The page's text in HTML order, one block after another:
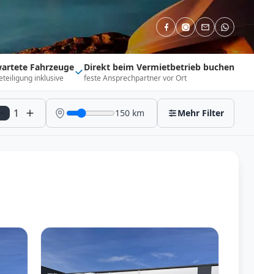
Fahrzeuge
inklusive
Direkt beim Vermietbetrieb buchen
feste Ansprechpartner vor Ort
1 150 km Mehr Filter